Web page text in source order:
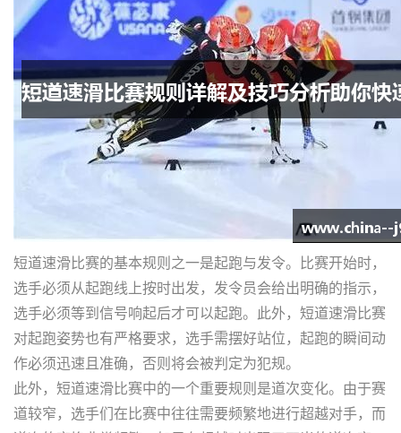
短道速滑比赛的基本规则之一是起跑与发令。比赛开始时，
选手必须从起跑线上按时出发，发令员会给出明确的指示，
选手必须等到信号响起后才可以起跑。此外，短道速滑比赛
对起跑姿势也有严格要求，选手需摆好站位，起跑的瞬间动
作必须迅速且准确，否则将会被判定为犯规。
此外，短道速滑比赛中的一个重要规则是道次变化。由于赛
道较窄，选手们在比赛中往往需要频繁地进行超越对手，而